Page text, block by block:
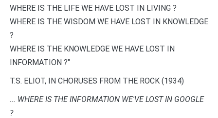
WHERE IS THE LIFE WE HAVE LOST IN LIVING ?
WHERE IS THE WISDOM WE HAVE LOST IN KNOWLEDGE
?
WHERE IS THE KNOWLEDGE WE HAVE LOST IN
INFORMATION ?"
T.S. ELIOT, IN CHORUSES FROM THE ROCK (1934)
... WHERE IS THE INFORMATION WE'VE LOST IN GOOGLE
?